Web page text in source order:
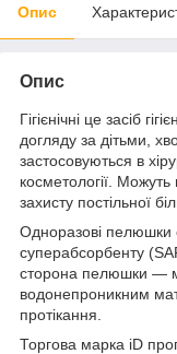
Опис
Опис
Гігієнічні це засіб
догляду за дітьми,
застосовуються в
косметології. Можуть
захисту постільної
Одноразові пелюшки
суперабсорбенту
сторона пелюшки —
водонепроникним
протікання.
Торгова марка iD